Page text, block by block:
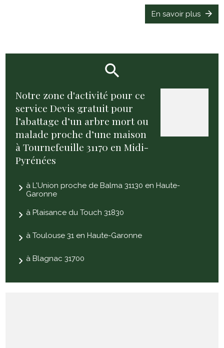
En savoir plus
Notre zone d'activité pour ce
service Devis gratuit pour
l’abattage d’un arbre mort ou
malade proche d’une maison
à Tournefeuille 31170 en Midi-
Pyrénées
à L'Union proche de Balma 31130 en Haute-
Garonne
à Plaisance du Touch 31830
à Toulouse 31 en Haute-Garonne
à Blagnac 31700